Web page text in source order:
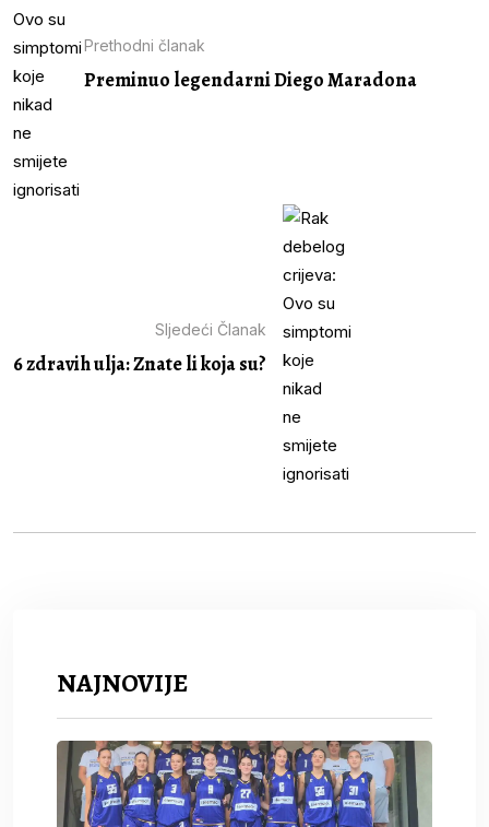
Prethodni članak
Preminuo legendarni Diego Maradona
Sljedeći Članak
6 zdravih ulja: Znate li koja su?
NAJNOVIJE